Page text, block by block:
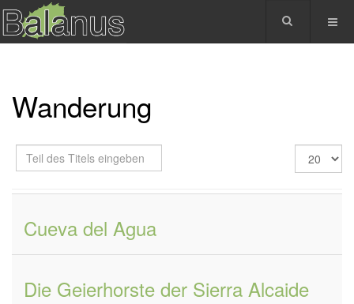
Wanderung
Teil
des
Anzeige
#
Cueva del Agua
Die Geierhorste der Sierra Alcaide